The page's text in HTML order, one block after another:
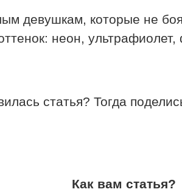
девушкам, которые не
неон,
статья? Тогда
Как вам статья?